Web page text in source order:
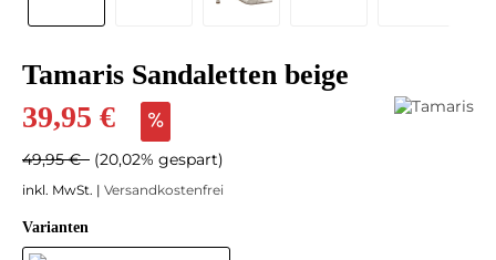
Tamaris Sandaletten beige
39,95 €
49,95 € (20,02% gespart)
inkl. MwSt. | Versandkostenfrei
Varianten